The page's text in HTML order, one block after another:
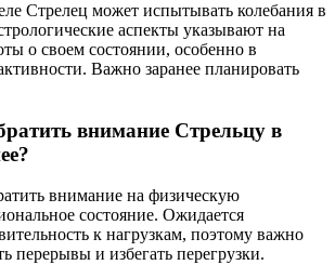
Стрелец может испытывать колебания в
аспекты указывают на
о своем состоянии, особенно в
Важно заранее планировать
внимание Стрельцу в
внимание на физическую
состояние. Ожидается
к нагрузкам, поэтому важно
перерывы и избегать перегрузки.